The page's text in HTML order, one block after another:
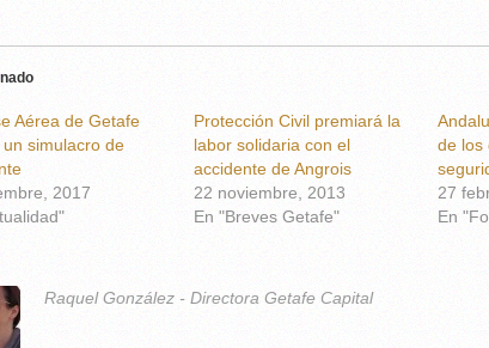
Aérea de Getafe
un simulacro de
2017
Protección Civil premiará la
labor solidaria con el
accidente de Angrois
22 noviembre, 2013
En "Breves Getafe"
de los
27
En
Raquel González - Directora Getafe Capital